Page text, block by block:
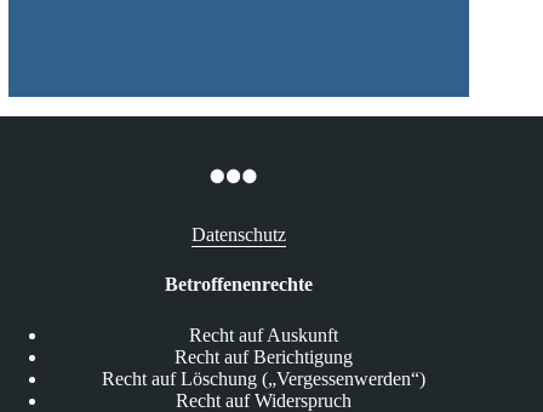
Datenschutz
Betroffenenrechte
Recht auf Auskunft
Recht auf Berichtigung
Recht auf Löschung („Vergessenwerden“)
Recht auf Widerspruch